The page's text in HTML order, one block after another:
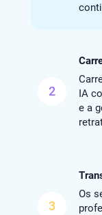
2
IA
e a
3
Os